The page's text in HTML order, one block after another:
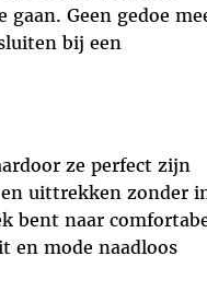
Geen gedoe
bij een
ze perfect zijn
uittrekken zonder
bent naar
en mode naadloos